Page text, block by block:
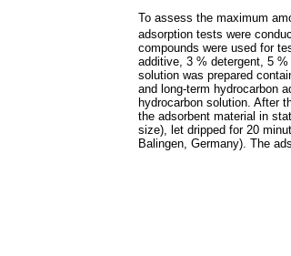
To assess the maximum
adsorption tests were
compounds were used for
additive, 3 % detergent, 5
solution was prepared
and long-term hydrocarbon
hydrocarbon solution. After
the adsorbent material in
size), let dripped for 20
Balingen, Germany). The